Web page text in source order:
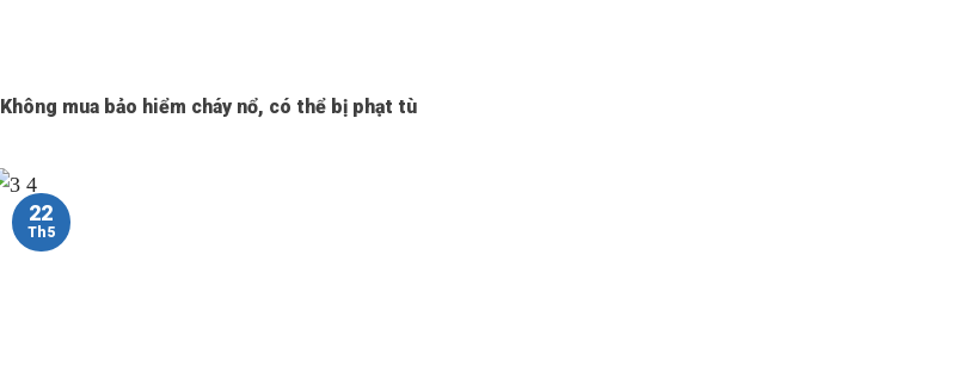
Không mua bảo hiểm cháy nổ, có thể bị phạt tù
22
Th5